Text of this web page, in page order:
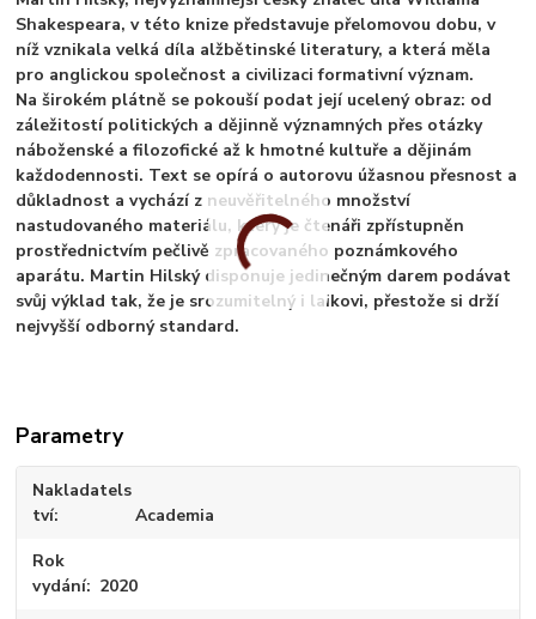
Shakespeara, v této knize představuje přelomovou dobu, v
níž vznikala velká díla alžbětinské literatury, a která měla
pro anglickou společnost a civilizaci formativní význam.
Na širokém plátně se pokouší podat její ucelený obraz: od
záležitostí politických a dějinně významných přes otázky
náboženské a filozofické až k hmotné kultuře a dějinám
každodennosti. Text se opírá o autorovu úžasnou přesnost a
důkladnost a vychází z neuvěřitelného množství
nastudovaného materiálu, který je čtenáři zpřístupněn
prostřednictvím pečlivě zpracovaného poznámkového
aparátu. Martin Hilský disponuje jedinečným darem podávat
svůj výklad tak, že je srozumitelný i laikovi, přestože si drží
nejvyšší odborný standard.
Parametry
Nakladatels
tví
Academia
Rok
vydání
2020